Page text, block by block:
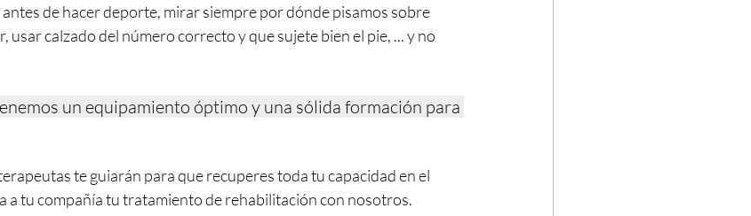
de hacer deporte, mirar siempre por dónde pisamos sobre
usar calzado del número correcto y que sujete bien el pie, ... y no
un equipamiento óptimo y una sólida formación para
te guiarán para que recuperes toda tu capacidad en el
a tu compañía tu tratamiento de rehabilitación con nosotros.